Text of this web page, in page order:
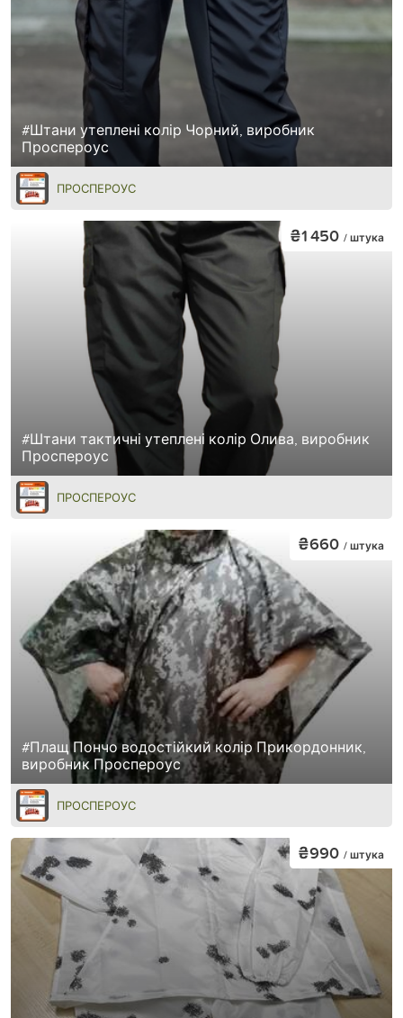
#Штани утеплені колір Чорний, виробник
Проспероус
ПРОСПЕРОУС
#Штани тактичні утеплені колір Олива, виробник
Проспероус
₴1 450 / штука
ПРОСПЕРОУС
#Плащ Пончо водостійкий колір Прикордонник,
виробник Проспероус
₴660 / штука
ПРОСПЕРОУС
₴990 / штука